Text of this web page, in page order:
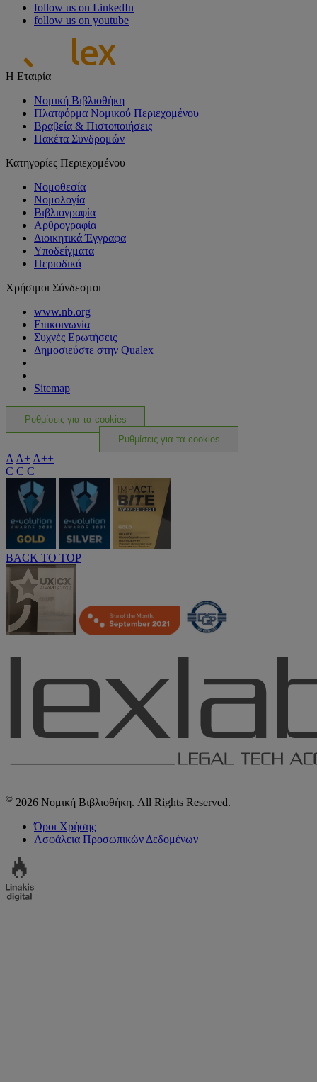
follow us on LinkedIn
follow us on youtube
Η Εταιρία
Νομική Βιβλιοθήκη
Πλατφόρμα Νομικού Περιεχομένου
Βραβεία & Πιστοποιήσεις
Πακέτα Συνδρομών
Κατηγορίες Περιεχομένου
Νομοθεσία
Νομολογία
Βιβλιογραφία
Αρθρογραφία
Διοικητικά Έγγραφα
Υποδείγματα
Περιοδικά
Χρήσιμοι Σύνδεσμοι
www.nb.org
Επικοινωνία
Συχνές Ερωτήσεις
Δημοσιεύστε στην Qualex
Sitemap
Ρυθμίσεις για τα cookies
Ρυθμίσεις για τα cookies
AA+A++
C C C
BACK TO TOP
© 2026 Νομική Βιβλιοθήκη. All Rights Reserved.
Όροι Χρήσης
Ασφάλεια Προσωπικών Δεδομένων